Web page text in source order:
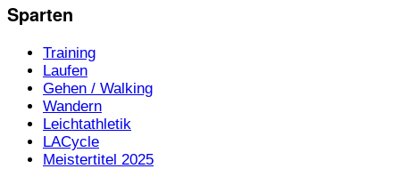
Sparten
Training
Laufen
Gehen / Walking
Wandern
Leichtathletik
LACycle
Meistertitel 2025